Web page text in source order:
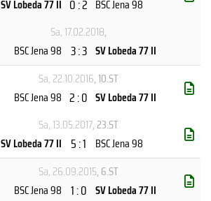
SV Lobeda 77 II 0 : 2 BSC Jena 98
Sa, 17.02.2018,
BSC Jena 98 3 : 3 SV Lobeda 77 II
Sa, 22.10.2016, 10.ST
BSC Jena 98 2 : 0 SV Lobeda 77 II
Sa, 13.05.2017, 23.ST
SV Lobeda 77 II 5 : 1 BSC Jena 98
Sa, 26.09.2015, 6.ST
BSC Jena 98 1 : 0 SV Lobeda 77 II